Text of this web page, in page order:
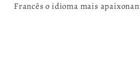
Francês o idioma mais